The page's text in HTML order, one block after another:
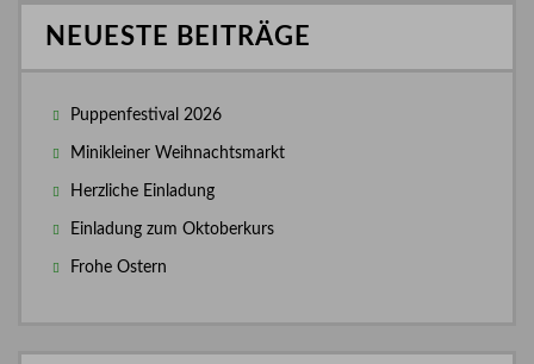
NEUESTE BEITRÄGE
Puppenfestival 2026
Minikleiner Weihnachtsmarkt
Herzliche Einladung
Einladung zum Oktoberkurs
Frohe Ostern